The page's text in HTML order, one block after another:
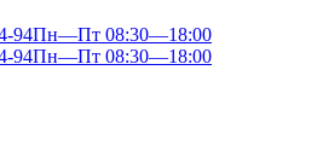
94Пн—Пт 08:30—18:00
94Пн—Пт 08:30—18:00